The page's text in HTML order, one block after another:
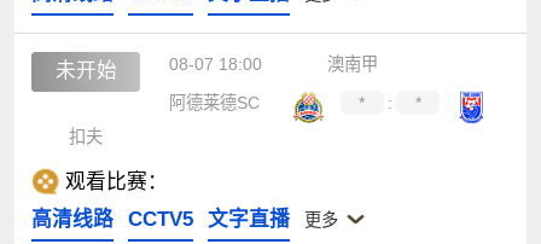
未开始 08-07 18:00
澳南甲
阿德莱德SC
* :
*
扣夫
观看比赛：
高清线路
CCTV5 文字直播 更多